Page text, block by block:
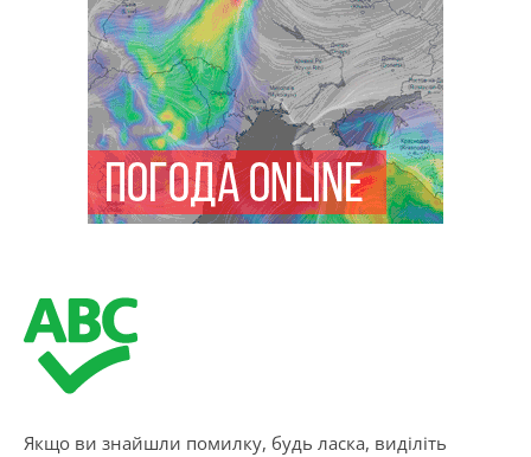
Якщо ви знайшли помилку, будь ласка, виділіть